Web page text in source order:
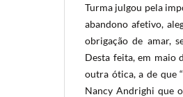
Turma julgou pela
abandono afetivo,
obrigação de amar,
Desta feita, em maio
outra ótica, a de que
Nancy Andrighi que